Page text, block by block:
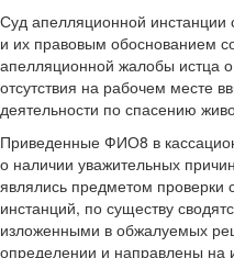
Суд апелляционной инстанции
и их правовым обоснованием
апелляционной жалобы истца
отсутствия на рабочем месте
деятельности по спасению
Приведенные ФИО8 в
о наличии уважительных
являлись предметом проверки
инстанций, по существу
изложенными в обжалуемых
определении и направлены на